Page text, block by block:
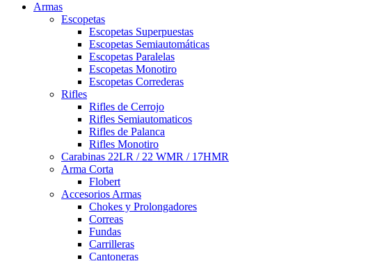
Armas
Escopetas
Escopetas Superpuestas
Escopetas Semiautomáticas
Escopetas Paralelas
Escopetas Monotiro
Escopetas Correderas
Rifles
Rifles de Cerrojo
Rifles Semiautomaticos
Rifles de Palanca
Rifles Monotiro
Carabinas 22LR / 22 WMR / 17HMR
Arma Corta
Flobert
Accesorios Armas
Chokes y Prolongadores
Correas
Fundas
Carrilleras
Cantoneras